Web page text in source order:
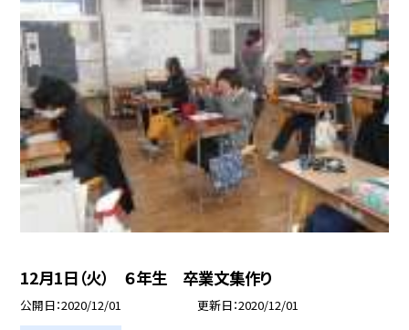
12月1日（火） ６年生 卒業文集作り
公開日 2020/12/01 更新日 2020/12/01